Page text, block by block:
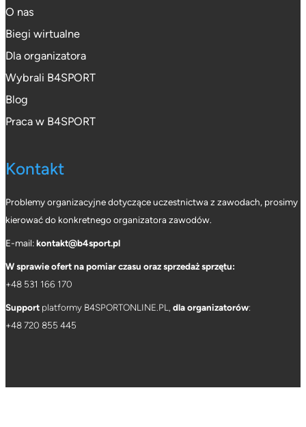
O nas
Biegi wirtualne
Dla organizatora
Wybrali B4SPORT
Blog
Praca w B4SPORT
Kontakt
Problemy organizacyjne dotyczące uczestnictwa z zawodach, prosimy
kierować do konkretnego organizatora zawodów.
E-mail:kontakt@b4sport.pl
W sprawie ofert na pomiar czasu oraz sprzedaż sprzętu:
+48 531 166 170
Support platformy B4SPORTONLINE.PL, dla organizatorów:
+48 720 855 445